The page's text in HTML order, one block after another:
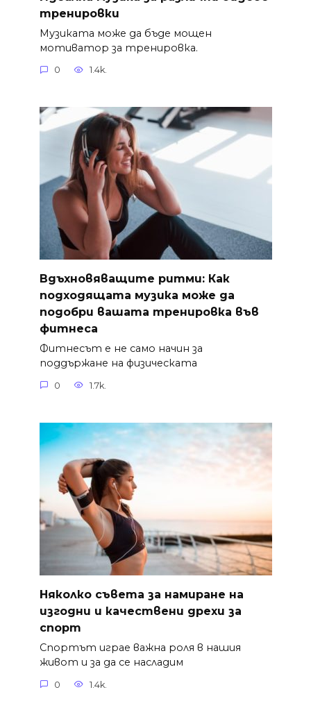
тренировки
Музиката може да бъде мощен
мотиватор за тренировка.
0 1.4k.
Вдъхновяващите ритми: Как
подходящата музика може да
подобри вашата тренировка във
фитнеса
Фитнесът е не само начин за
поддържане на физическата
0 1.7k.
Няколко съвета за намиране на
изгодни и качествени дрехи за
спорт
Спортът играе важна роля в нашия
живот и за да се насладим
0 1.4k.